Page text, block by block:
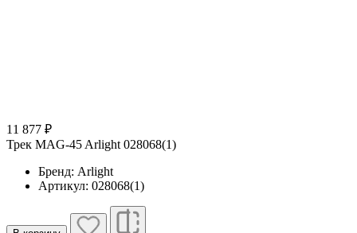
11 877 ₽
Трек MAG-45 Arlight 028068(1)
Бренд: Arlight
Артикул: 028068(1)